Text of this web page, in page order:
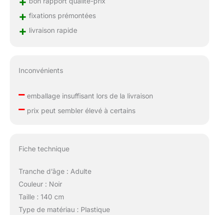
+ fixations prémontées
+ livraison rapide
Inconvénients
–emballage insuffisant lors de la livraison
–prix peut sembler élevé à certains
Fiche technique
Tranche d’âge : Adulte
Couleur : Noir
Taille : 140 cm
Type de matériau : Plastique